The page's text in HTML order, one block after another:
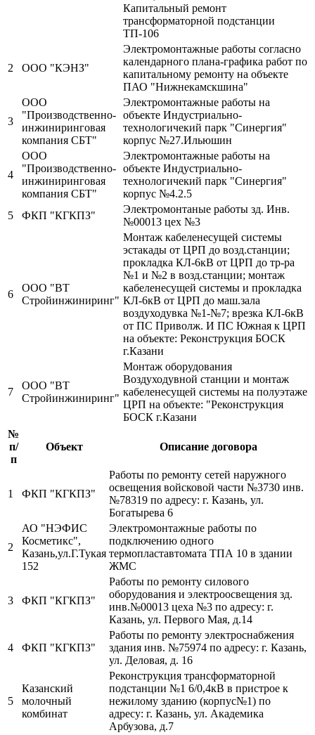
Капитальный ремонт
трансформаторной подстанции
ТП-106
2 ООО "КЭНЗ"
Электромонтажные работы согласно
календарного плана-графика работ по
капитальному ремонту на объекте
ПАО "Нижнекамскшина"
3
ООО
"Производственно-
инжиниринговая
компания СБТ"
Электромонтажные работы на
объекте Индустриально-
технологичекий парк "Синергия"
корпус №27.Ильюшин
4
ООО
"Производственно-
инжиниринговая
компания СБТ"
Электромонтажные работы на
объекте Индустриально-
технологичекий парк "Синергия"
корпус №4.2.5
5
ФКП "КГКПЗ"
Электромонтаные работы зд. Инв.
№00013 цех №3
6
ООО "ВТ
Стройинжиниринг"
Монтаж кабеленесущей системы
эстакады от ЦРП до возд.станции;
прокладка КЛ-6кВ от ЦРП до тр-ра
№1 и №2 в возд.станции; монтаж
кабеленесущей системы и прокладка
КЛ-6кВ от ЦРП до маш.зала
воздуходувка №1-№7; врезка КЛ-6кВ
от ПС Приволж. И ПС Южная к ЦРП
на объекте: Реконструкция БОСК
г.Казани
7
ООО "ВТ
Стройинжиниринг"
Монтаж оборудования
Воздуходувной станции и монтаж
кабеленесущей системы на полуэтаже
ЦРП на объекте: "Реконструкция
БОСК г.Казани
№
п/
п
Объект Описание договора
1 ФКП "КГКПЗ"
Работы по ремонту сетей наружного
освещения войсковой части №3730 инв.
№78319 по адресу: г. Казань, ул.
Богатырева 6
2
АО "НЭФИС
Косметикс",
Казань,ул.Г.Тукая
152
Электромонтажные работы по
подключению одного
термопластавтомата ТПА 10 в здании
ЖМС
3 ФКП "КГКПЗ"
Работы по ремонту силового
оборудования и электроосвещения зд.
инв.№00013 цеха №3 по адресу: г.
Казань, ул. Первого Мая, д.14
4 ФКП "КГКПЗ"
Работы по ремонту электроснабжения
здания инв. №75974 по адресу: г. Казань,
ул. Деловая, д. 16
5
Казанский
молочный
комбинат
Реконструкция трансформаторной
подстанции №1 6/0,4кВ в пристрое к
нежилому зданию (корпус№1) по
адресу: г. Казань, ул. Академика
Арбузова, д.7